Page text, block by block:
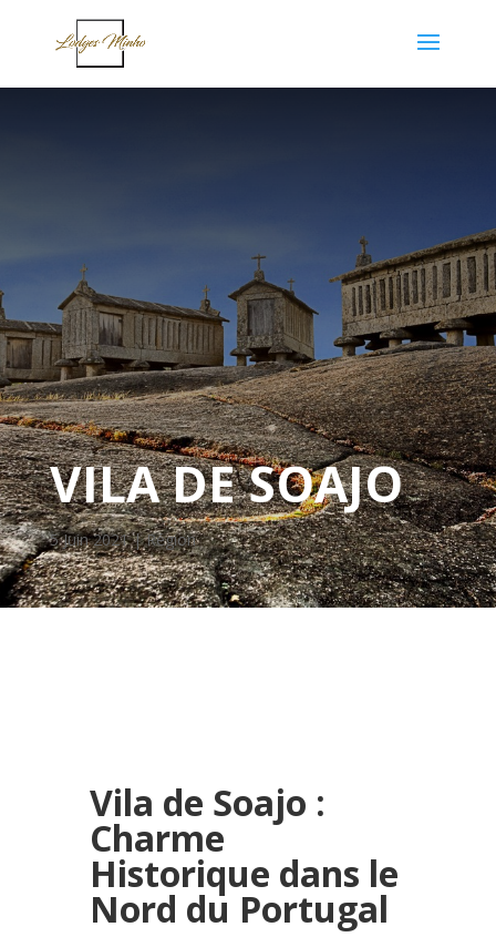
VILA DE SOAJO
5 Juin 2021|Région
Vila de Soajo :
Charme
Historique dans le
Nord du Portugal